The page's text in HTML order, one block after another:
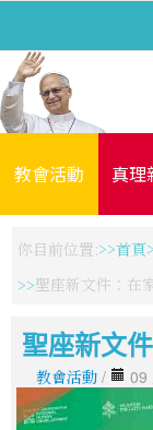
教會活動 真理
你目前位置: 首頁
聖座新文件：在
聖座新文
教會活動 / 09